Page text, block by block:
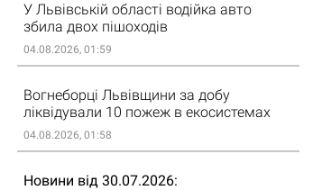
У Львівській області водійка авто
збила двох пішоходів
04.08.2026, 01:59
Вогнеборці Львівщини за добу
ліквідували 10 пожеж в екосистемах
04.08.2026, 01:58
Новини від 30.07.2026